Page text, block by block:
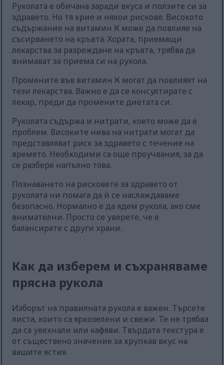
Руколата е обичана заради вкуса и ползите си за
здравето. Но тя крие и някои рискове. Високото
съдържание на витамин К може да повлияе на
съсирването на кръвта. Хората, приемащи
лекарства за разреждане на кръвта, трябва да
внимават за приема си на рукола.
Промените във витамин К могат да повлияят на
тези лекарства. Важно е да се консултирате с
лекар, преди да промените диетата си.
Руколата съдържа и нитрати, което може да е
проблем. Високите нива на нитрати могат да
представляват риск за здравето с течение на
времето. Необходими са още проучвания, за да
се разбере напълно това.
Познаването на рисковете за здравето от
руколата ни помага да ѝ се наслаждаваме
безопасно. Нормално е да ядем рукола, ако сме
внимателни. Просто се уверете, че я
балансирате с други храни.
Как да изберем и съхраняваме
прясна рукола
Изборът на правилната рукола е важен. Търсете
листа, които са яркозелени и свежи. Те не трябва
да са увехнали или кафяви. Твърдата текстура е
от съществено значение за хрупкав вкус на
вашите ястия.